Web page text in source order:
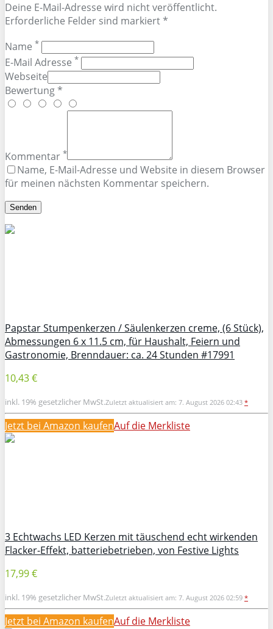
Deine E-Mail-Adresse wird nicht veröffentlicht.
Erforderliche Felder sind markiert *
Name *
E-Mail Adresse *
Webseite
Bewertung *
Kommentar *
Name, E-Mail-Adresse und Website in diesem Browser
für meinen nächsten Kommentar speichern.
Papstar Stumpenkerzen / Säulenkerzen creme, (6 Stück),
Abmessungen 6 x 11.5 cm, für Haushalt, Feiern und
Gastronomie, Brenndauer: ca. 24 Stunden #17991
10,43 €
inkl. 19% gesetzlicher MwSt.Zuletzt aktualisiert am: 7. August 2026 02:43 *
Jetzt bei Amazon kaufenAuf die Merkliste
3 Echtwachs LED Kerzen mit täuschend echt wirkenden
Flacker-Effekt, batteriebetrieben, von Festive Lights
17,99 €
inkl. 19% gesetzlicher MwSt.Zuletzt aktualisiert am: 7. August 2026 02:59 *
Jetzt bei Amazon kaufenAuf die Merkliste